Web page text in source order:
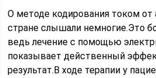
О методе кодирования током от
стране слышали немногие.Это
ведь лечение с помощью
показывает действенный
результат.В ходе терапии у